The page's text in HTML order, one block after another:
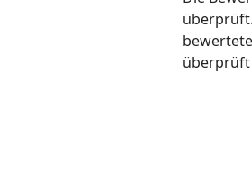
überprüft